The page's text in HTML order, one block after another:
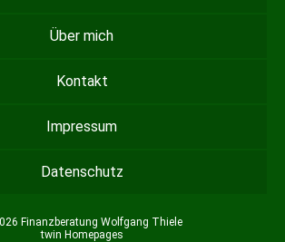
Über mich
Kontakt
Impressum
Datenschutz
Finanzberatung Wolfgang Thiele
twin Homepages